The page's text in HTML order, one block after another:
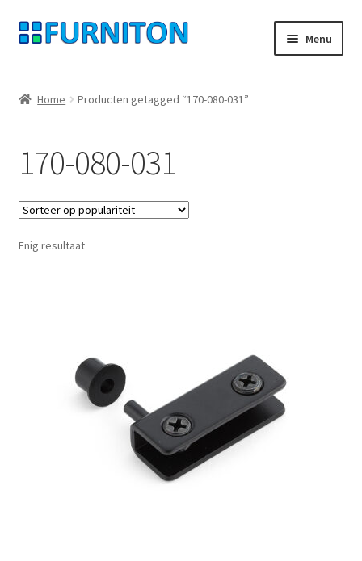
Ga
door
navigatie
Ga
naar
inhoud
Menu
Gegevensbescherming
Herroepingsrecht
Neem contact op met
Scheepvaart
Home Producten getagged “170-080-031”
170-080-031
Enig resultaat